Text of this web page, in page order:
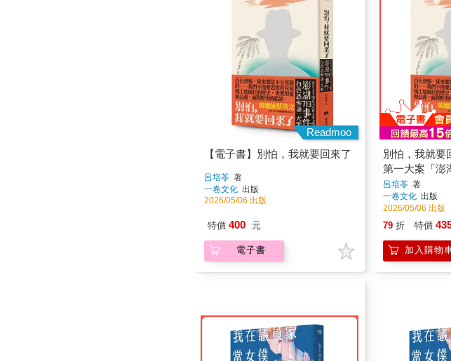
Readmoo
【電子書】別怕，我就要回來了
呂培苓 著
一卷文化 出版
2026/05/06 出版
特價 400 元
電子書
別怕，我就要
第一大案「澎
子王培五與六
呂培苓著
一卷文化 出版
2026/05/06 出版
79 折 特價
加入購物